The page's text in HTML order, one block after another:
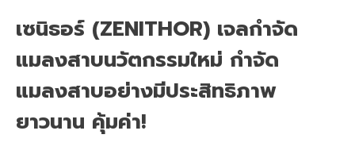
เซนิธอร์ (ZENITHOR) เจลกำจัด
แมลงสาบนวัตกรรมใหม่ กำจัด
แมลงสาบอย่างมีประสิทธิภาพ
ยาวนาน คุ้มค่า!